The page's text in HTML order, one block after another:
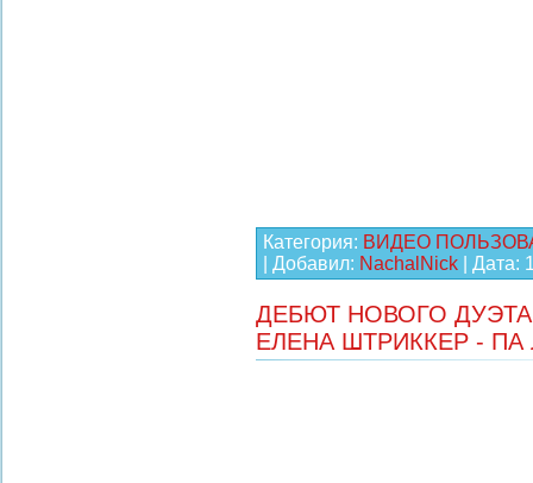
Категория: ВИДЕО
| Добавил: NachalNick | Дата:
ДЕБЮТ НОВОГО ДУЭТА
ЕЛЕНА ШТРИККЕР - ПА